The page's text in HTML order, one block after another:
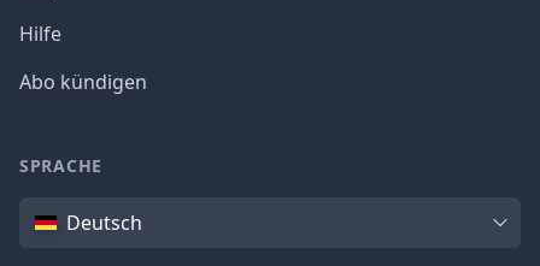
Hilfe
Abo kündigen
SPRACHE
SpracheDeutsch